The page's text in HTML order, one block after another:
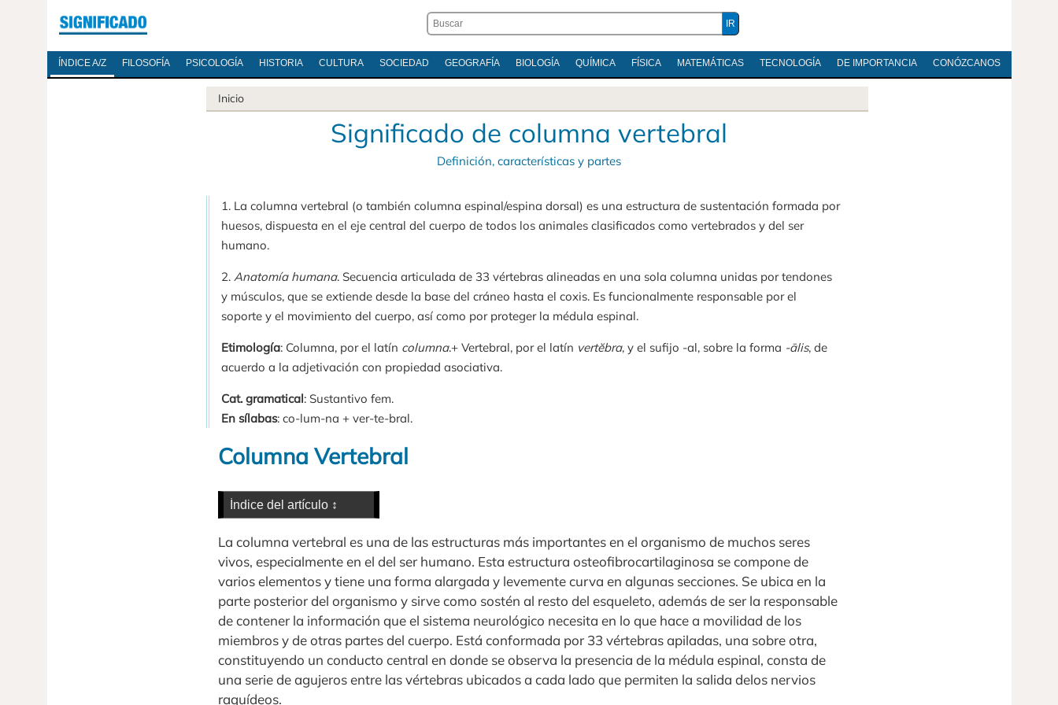
ÍNDICE A/Z FILOSOFÍA PSICOLOGÍA HISTORIA CULTURA SOCIEDAD GEOGRAFÍA BIOLOGÍA QUÍMICA FÍSICA MATEMÁTICAS TECNOLOGÍA DE IMPORTANCIA CONÓZCANOS
Inicio
Significado de columna vertebral
Definición, características y partes
1. La columna vertebral (o también columna espinal/espina dorsal) es una estructura de sustentación formada por
huesos, dispuesta en el eje central del cuerpo de todos los animales clasificados como vertebrados y del ser
humano.
2. Anatomía humana. Secuencia articulada de 33 vértebras alineadas en una sola columna unidas por tendones
y músculos, que se extiende desde la base del cráneo hasta el coxis. Es funcionalmente responsable por el
soporte y el movimiento del cuerpo, así como por proteger la médula espinal.
Etimología: Columna, por el latín columna.+ Vertebral, por el latín vertĕbra, y el sufijo -al, sobre la forma -ālis, de
acuerdo a la adjetivación con propiedad asociativa.
Cat. gramatical: Sustantivo fem.
En sílabas: co-lum-na + ver-te-bral.
Columna Vertebral
La columna vertebral es una de las estructuras más importantes en el organismo de muchos seres
vivos, especialmente en el del ser humano. Esta estructura osteofibrocartilaginosa se compone de
varios elementos y tiene una forma alargada y levemente curva en algunas secciones. Se ubica en la
parte posterior del organismo y sirve como sostén al resto del esqueleto, además de ser la responsable
de contener la información que el sistema neurológico necesita en lo que hace a movilidad de los
miembros y de otras partes del cuerpo. Está conformada por 33 vértebras apiladas, una sobre otra,
constituyendo un conducto central en donde se observa la presencia de la médula espinal, consta de
una serie de agujeros entre las vértebras ubicados a cada lado que permiten la salida delos nervios
raquídeos.